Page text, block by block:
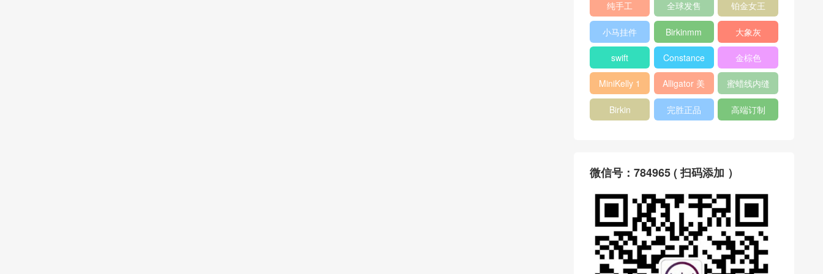
纯手工 全球发售 铂金女王
小马挂件 Birkinmm 大象灰
swift Constance 金棕色
MiniKelly 1
Alligator 美
洲鳄
蜜蜡线内缝
Birkin 完胜正品 高端订制
微信号：784965 ( 扫码添加 ）